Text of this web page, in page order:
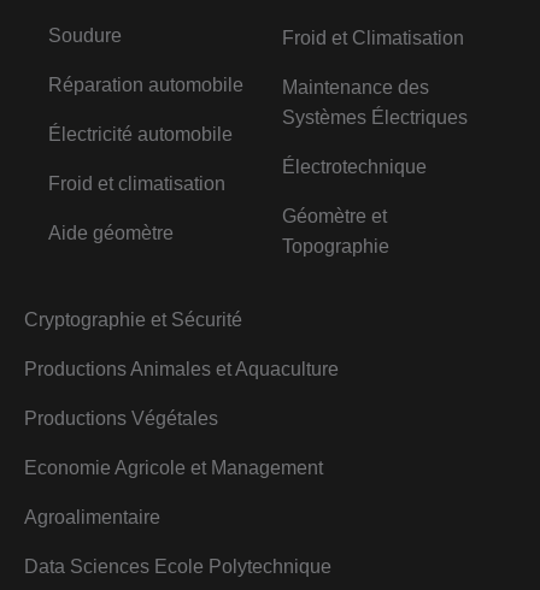
Soudure
Réparation automobile
Électricité automobile
Froid et climatisation
Aide géomètre
Froid et Climatisation
Maintenance des
Systèmes Électriques
Électrotechnique
Géomètre et
Topographie
Cryptographie et Sécurité
Productions Animales et Aquaculture
Productions Végétales
Economie Agricole et Management
Agroalimentaire
Data Sciences Ecole Polytechnique